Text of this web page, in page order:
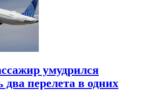
умудрился
два перелета в одних